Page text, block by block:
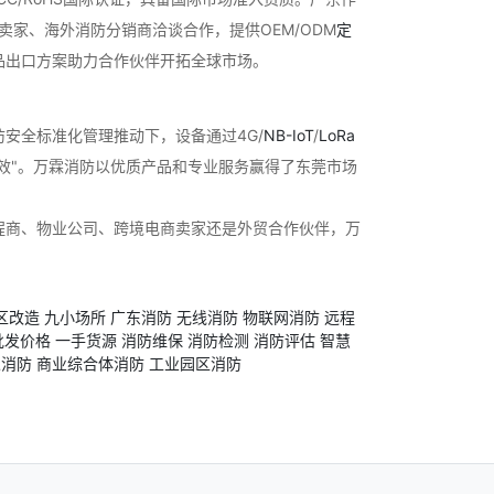
家、海外消防分销商洽谈合作，提供OEM/ODM定
口方案助力合作伙伴开拓全球市场。
全标准化管理推动下，设备通过4G/NB-IoT/LoRa
"。万霖消防以优质产品和专业服务赢得了东莞市场
、物业公司、跨境电商卖家还是外贸合作伙伴，万
改造 九小场所 广东消防 无线消防 物联网消防 远程
发价格 一手货源 消防维保 消防检测 消防评估 智慧
防 商业综合体消防 工业园区消防